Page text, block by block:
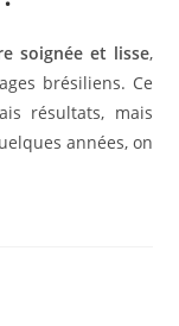
soignée et lisse,
brésiliens. Ce
résultats, mais
années, on